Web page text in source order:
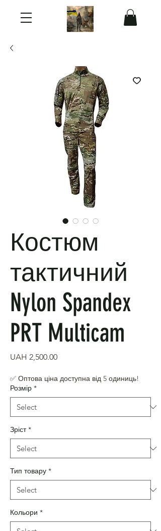
Костюм
тактичний
Nylon Spandex
PRT Multicam
UAH 2,500.00Price
✅ Оптова ціна доступна від 5 одиниць!
Розмір *
Зріст *
Тип товару *
Кольори *